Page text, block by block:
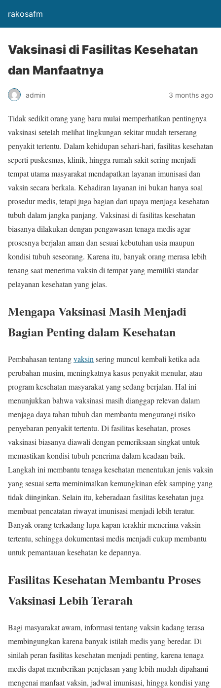
rakosafm
Vaksinasi di Fasilitas Kesehatan
dan Manfaatnya
admin 3 months ago
Tidak sedikit orang yang baru mulai memperhatikan pentingnya
vaksinasi setelah melihat lingkungan sekitar mudah terserang
penyakit tertentu. Dalam kehidupan sehari-hari, fasilitas kesehatan
seperti puskesmas, klinik, hingga rumah sakit sering menjadi
tempat utama masyarakat mendapatkan layanan imunisasi dan
vaksin secara berkala. Kehadiran layanan ini bukan hanya soal
prosedur medis, tetapi juga bagian dari upaya menjaga kesehatan
tubuh dalam jangka panjang. Vaksinasi di fasilitas kesehatan
biasanya dilakukan dengan pengawasan tenaga medis agar
prosesnya berjalan aman dan sesuai kebutuhan usia maupun
kondisi tubuh seseorang. Karena itu, banyak orang merasa lebih
tenang saat menerima vaksin di tempat yang memiliki standar
pelayanan kesehatan yang jelas.
Mengapa Vaksinasi Masih Menjadi
Bagian Penting dalam Kesehatan
Pembahasan tentangvaksin sering muncul kembali ketika ada
perubahan musim, meningkatnya kasus penyakit menular, atau
program kesehatan masyarakat yang sedang berjalan. Hal ini
menunjukkan bahwa vaksinasi masih dianggap relevan dalam
menjaga daya tahan tubuh dan membantu mengurangi risiko
penyebaran penyakit tertentu. Di fasilitas kesehatan, proses
vaksinasi biasanya diawali dengan pemeriksaan singkat untuk
memastikan kondisi tubuh penerima dalam keadaan baik.
Langkah ini membantu tenaga kesehatan menentukan jenis vaksin
yang sesuai serta meminimalkan kemungkinan efek samping yang
tidak diinginkan. Selain itu, keberadaan fasilitas kesehatan juga
membuat pencatatan riwayat imunisasi menjadi lebih teratur.
Banyak orang terkadang lupa kapan terakhir menerima vaksin
tertentu, sehingga dokumentasi medis menjadi cukup membantu
untuk pemantauan kesehatan ke depannya.
Fasilitas Kesehatan Membantu Proses
Vaksinasi Lebih Terarah
Bagi masyarakat awam, informasi tentang vaksin kadang terasa
membingungkan karena banyak istilah medis yang beredar. Di
sinilah peran fasilitas kesehatan menjadi penting, karena tenaga
medis dapat memberikan penjelasan yang lebih mudah dipahami
mengenai manfaat vaksin, jadwal imunisasi, hingga kondisi yang